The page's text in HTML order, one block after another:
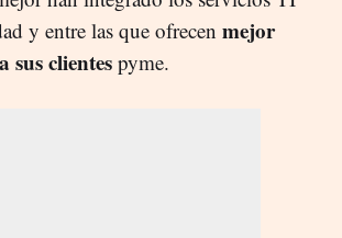
y entre las que ofrecen mejor
sus clientes pyme.